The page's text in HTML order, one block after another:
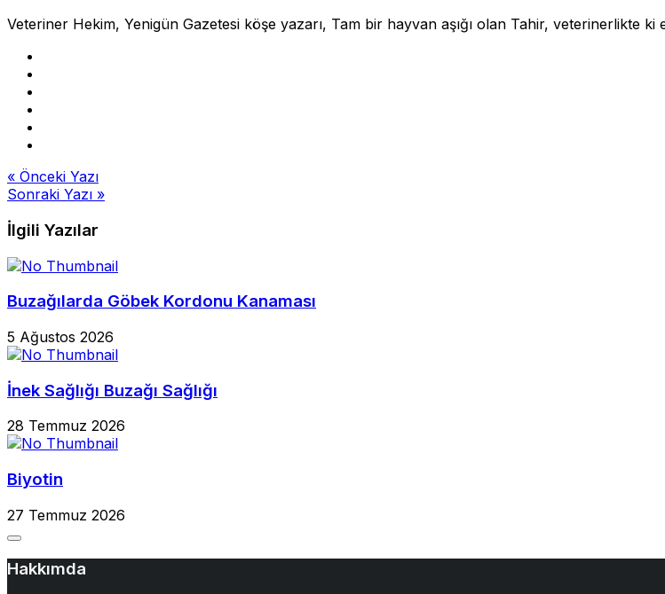
Veteriner Hekim, Yenigün Gazetesi köşe yazarı, Tam bir hayvan aşığı olan Tahir, veterinerlikte ki
Yazı
gezinmesi
« Önceki Yazı
Sonraki Yazı »
İlgili Yazılar
Buzağılarda Göbek Kordonu Kanaması
5 Ağustos 2026
İnek Sağlığı Buzağı Sağlığı
28 Temmuz 2026
Biyotin
27 Temmuz 2026
Hakkımda